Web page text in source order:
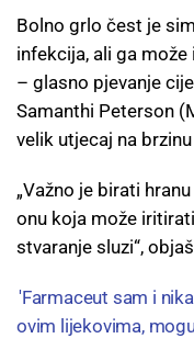
Bolno grlo čest je
infekcija, ali ga
– glasno pjevanje
Samanthi Peterson
velik utjecaj na
„Važno je birati
onu koja može
stvaranje sluzi“,
'Farmaceut sam i
ovim lijekovima,